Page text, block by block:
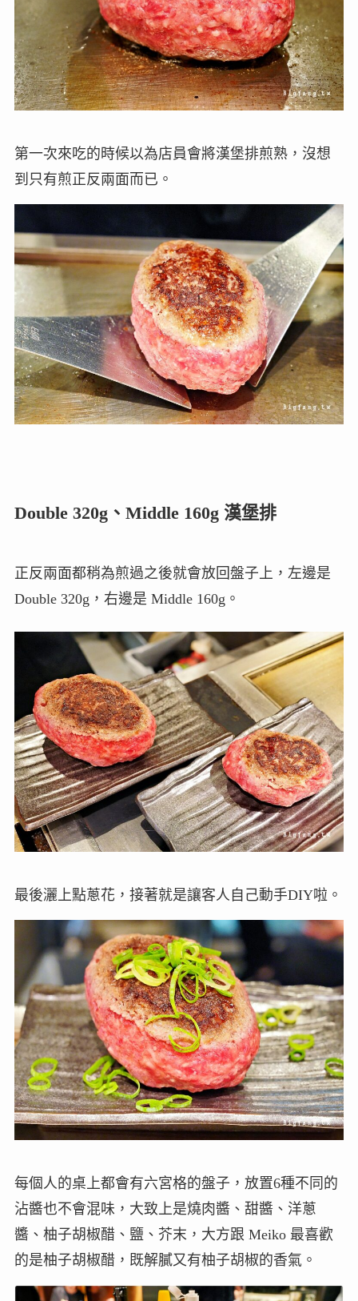
第一次來吃的時候以為店員會將漢堡排煎熟，沒想
到只有煎正反兩面而已。
Double 320g、Middle 160g 漢堡排
正反兩面都稍為煎過之後就會放回盤子上，左邊是
Double 320g，右邊是 Middle 160g。
最後灑上點蔥花，接著就是讓客人自己動手DIY啦。
每個人的桌上都會有六宮格的盤子，放置6種不同的
沾醬也不會混味，大致上是燒肉醬、甜醬、洋蔥
醬、柚子胡椒醋、鹽、芥末，大方跟 Meiko 最喜歡
的是柚子胡椒醋，既解膩又有柚子胡椒的香氣。